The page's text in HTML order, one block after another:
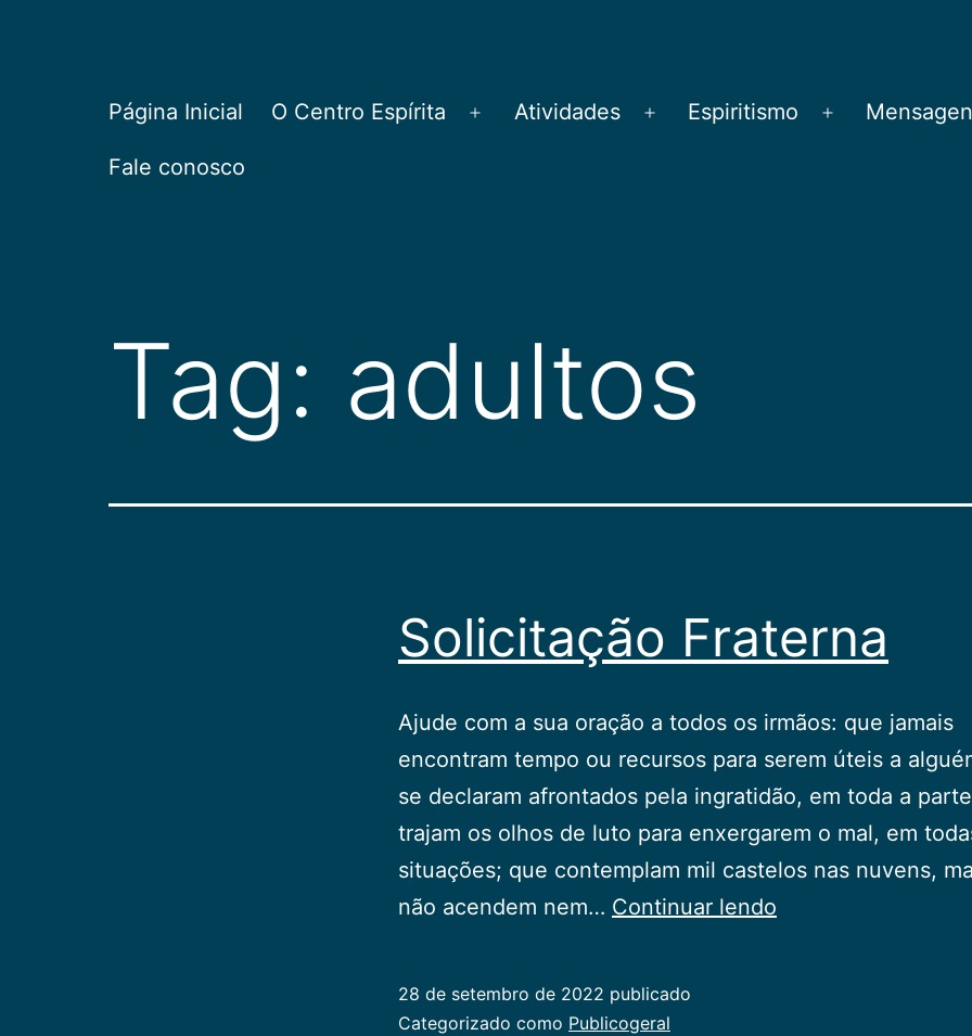
CEPAC
Página Inicial O Centro Espírita
Abrir
Atividades
Abrir
Espiritismo
Abrir
Fale conosco
Tag: adultos
Solicitação Fraterna
Ajude com a sua oração a todos os irmãos: que jamais
encontram tempo ou recursos para serem úteis a
se declaram afrontados pela ingratidão, em toda a
trajam os olhos de luto para enxergarem o mal, em
situações; que contemplam mil castelos nas nuvens,
não acendem nem… Continuar lendo
28 de setembro de 2022 publicado
Categorizado como Publicogeral